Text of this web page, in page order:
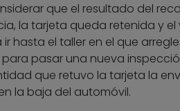
que el resultado del
la tarjeta queda retenida y
hasta el taller en el que
pasar una nueva
que retuvo la tarjeta la
la baja del automóvil.